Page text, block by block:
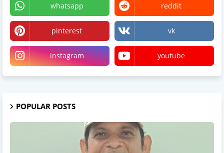
whatsapp reddit
pinterest vk
instagram youtube
POPULAR POSTS